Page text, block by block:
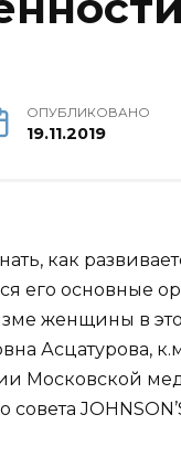
ОПУБЛИКОВАНО
19.11.2019
как
его основные
женщины в
Асцатурова,
Московской